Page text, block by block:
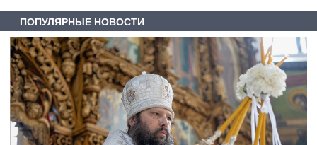
ПОПУЛЯРНЫЕ НОВОСТИ